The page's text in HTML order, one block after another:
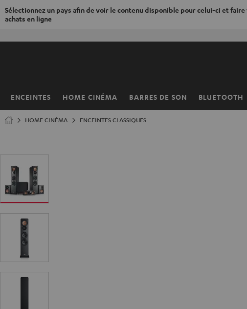
Sélectionnez un pays afin de voir le contenu disponible pour celui-ci et faire
achats en ligne
ENCEINTES HOME CINÉMA BARRES DE SON BLUETOOTH
Page
HOME CINÉMA ENCEINTES CLASSIQUES